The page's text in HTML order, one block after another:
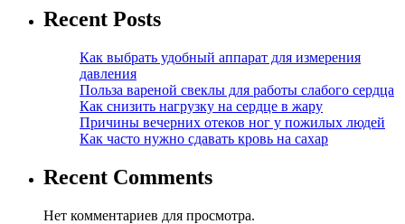
Recent Posts
Как выбрать удобный аппарат для измерения
давления
Польза вареной свеклы для работы слабого сердца
Как снизить нагрузку на сердце в жару
Причины вечерних отеков ног у пожилых людей
Как часто нужно сдавать кровь на сахар
Recent Comments
Нет комментариев для просмотра.